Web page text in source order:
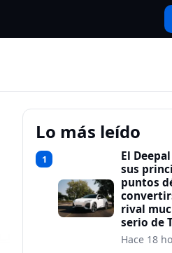
Lo más leído
1
El
sus
puntos
rival
serio de
Hace 18